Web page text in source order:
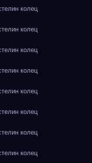
колец
колец
колец
колец
колец
колец
колец
колец